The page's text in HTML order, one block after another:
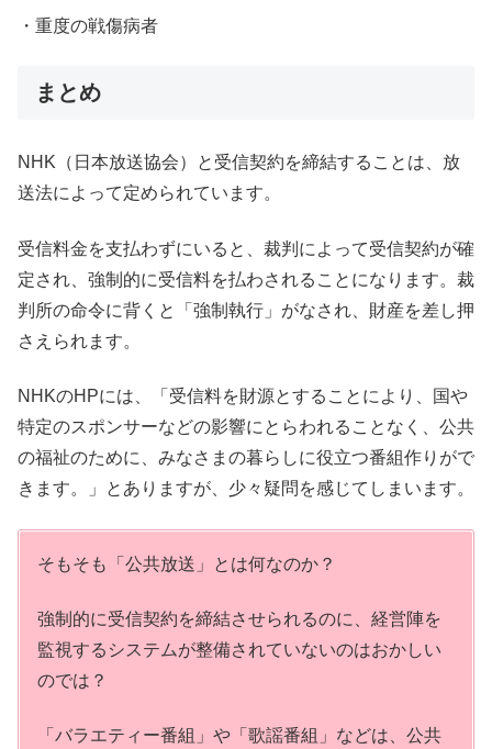
・重度の戦傷病者
まとめ
NHK（日本放送協会）と受信契約を締結することは、放
送法によって定められています。
受信料金を支払わずにいると、裁判によって受信契約が確
定され、強制的に受信料を払わされることになります。裁
判所の命令に背くと「強制執行」がなされ、財産を差し押
さえられます。
NHKのHPには、「受信料を財源とすることにより、国や
特定のスポンサーなどの影響にとらわれることなく、公共
の福祉のために、みなさまの暮らしに役立つ番組作りがで
きます。」とありますが、少々疑問を感じてしまいます。
そもそも「公共放送」とは何なのか？
強制的に受信契約を締結させられるのに、経営陣を
監視するシステムが整備されていないのはおかしい
のでは？
「バラエティー番組」や「歌謡番組」などは、公共